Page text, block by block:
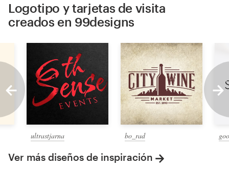
Logotipo y tarjetas de visita
creados en 99designs
ultrastjarna bo_rad
Ver más diseños de inspiración